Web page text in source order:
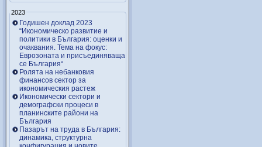
2023
Годишен доклад 2023
“Икономическо развитие и
политики в България: оценки и
очаквания. Тема на фокус:
Еврозоната и присъединяваща
се България“
Ролята на небанковия
финансов сектор за
икономическия растеж
Икономически сектори и
демографски процеси в
планинските райони на
България
Пазарът на труда в България:
динамика, структурна